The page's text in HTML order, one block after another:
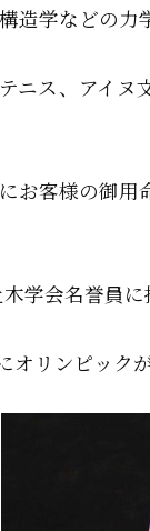
造学などの力
ニス、アイ
お客様の御
学会名誉員
リンピック